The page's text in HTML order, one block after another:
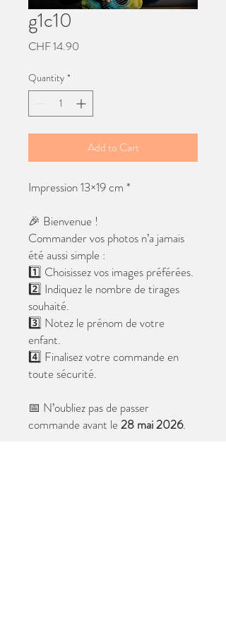
g1c10
CHF 14.90
Quantity *
Add to Cart
Impression 13×19 cm *
🎉 Bienvenue !
Commander vos photos n’a jamais
été aussi simple :
1️⃣ Choisissez vos images préférées.
2️⃣ Indiquez le nombre de tirages
souhaité.
3️⃣ Notez le prénom de votre
enfant.
4️⃣ Finalisez votre commande en
toute sécurité.
📅 N’oubliez pas de passer
commande avant le28 mai 2026.